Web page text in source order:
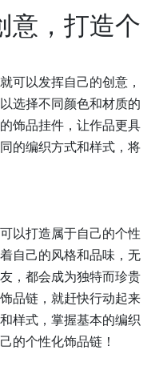
意，打造个
可以发挥自己的创意，
选择不同颜色和材质的
饰品挂件，让作品更具
的编织方式和样式，将
以打造属于自己的个性
自己的风格和品味，无
，都会成为独特而珍贵
品链，就赶快行动起来
样式，掌握基本的编织
的个性化饰品链！